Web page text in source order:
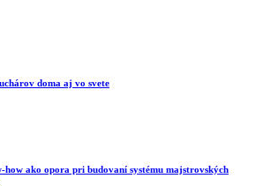
doma aj vo svete
how ako opora pri budovaní systému majstrovských